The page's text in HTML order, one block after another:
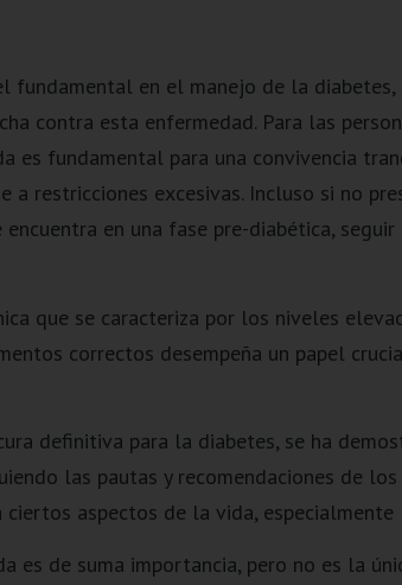
fundamental en el manejo de la diabetes,
contra esta enfermedad. Para las
es fundamental para una convivencia
a restricciones excesivas. Incluso si no
en una fase pre-diabética,
que se caracteriza por los niveles
correctos desempeña un papel
definitiva para la diabetes, se ha
las pautas y recomendaciones de
aspectos de la vida,
es de suma importancia, pero no es la